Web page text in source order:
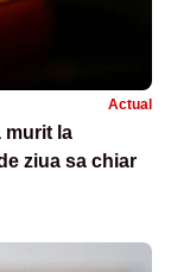
Actual
murit la
ziua sa chiar